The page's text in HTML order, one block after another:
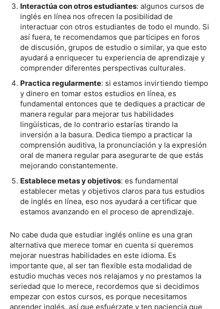
Interactúa con otros estudiantes: algunos cursos de
inglés en línea nos ofrecen la posibilidad de
interactuar con otros estudiantes de todo el mundo. Si
así fuera, te recomendamos que participes en foros
de discusión, grupos de estudio o similar, ya que esto
ayudará a enriquecer tu experiencia de aprendizaje y
comprender diferentes perspectivas culturales.
Practica regularmente: si estamos invirtiendo tiempo
y dinero en tomar estos estudios en línea, es
fundamental entonces que te dediques a practicar de
manera regular para mejorar tus habilidades
lingüísticas, de lo contrario estarías tirando la
inversión a la basura. Dedica tiempo a practicar la
comprensión auditiva, la pronunciación y la expresión
oral de manera regular para asegurarte de que estás
mejorando constantemente.
Establece metas y objetivos: es fundamental
establecer metas y objetivos claros para tus estudios
de inglés en línea, eso nos ayudará a certificar que
estamos avanzando en el proceso de aprendizaje.
No cabe duda que estudiar inglés online es una gran
alternativa que merece tomar en cuenta si queremos
mejorar nuestras habilidades en este idioma. Es
importante que, al ser tan flexible esta modalidad de
estudio muchas veces nos relajamos y no prestamos la
seriedad que lo merece, recordemos que si decidimos
empezar con estos cursos, es porque necesitamos
aprender inglés, así que esfuérzate y ten paciencia que